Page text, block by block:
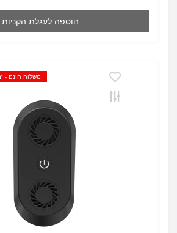
הוספה לעגלת הקניות
משלוח חינם - זמן